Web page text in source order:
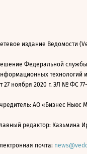
издание Ведомости
Федеральной
технологий
27 ноября 2020 г. ЭЛ № ФС 77-
АО «Бизнес Ньюс
редактор: Казьмина
почта: